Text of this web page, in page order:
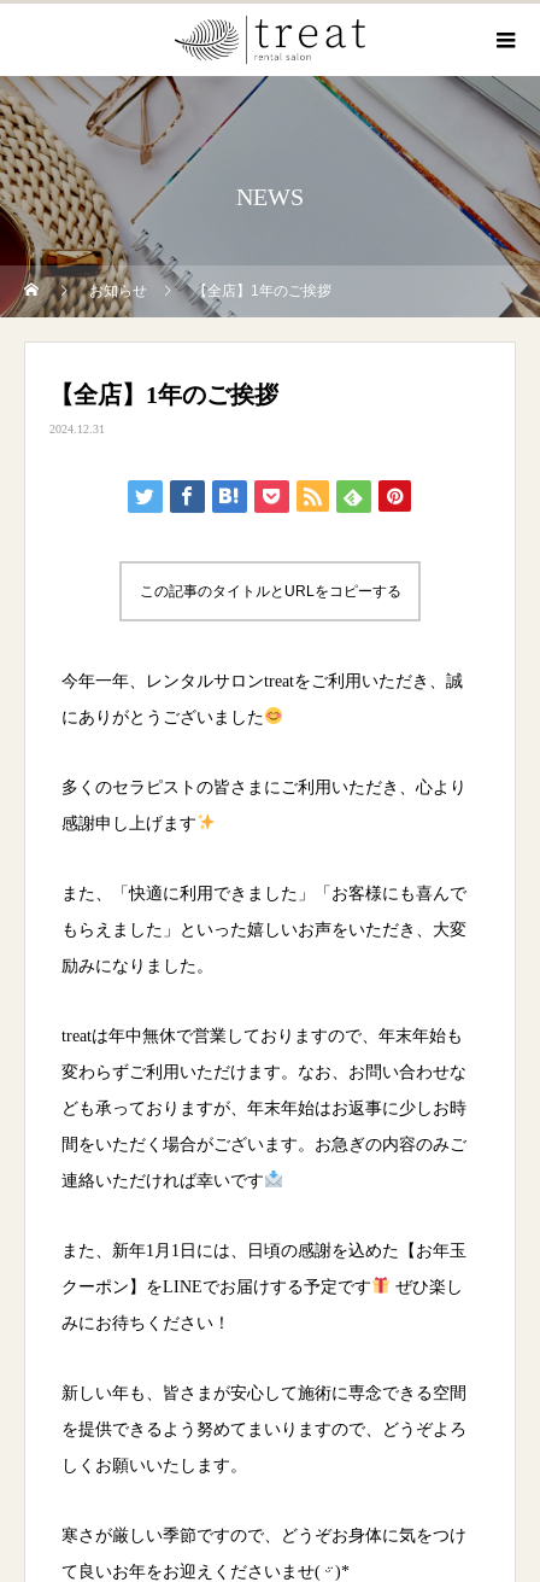
NEWS
お知らせ 【全店】1年のご挨拶
【全店】1年のご挨拶
2024.12.31
この記事のタイトルとURLをコピーする
今年一年、レンタルサロンtreatをご利用いただき、誠
にありがとうございました
多くのセラピストの皆さまにご利用いただき、心より
感謝申し上げます
また、「快適に利用できました」「お客様にも喜んで
もらえました」といった嬉しいお声をいただき、大変
励みになりました。
treatは年中無休で営業しておりますので、年末年始も
変わらずご利用いただけます。なお、お問い合わせな
ども承っておりますが、年末年始はお返事に少しお時
間をいただく場合がございます。お急ぎの内容のみご
連絡いただければ幸いです
また、新年1月1日には、日頃の感謝を込めた【お年玉
クーポン】をLINEでお届けする予定です
ぜひ楽し
みにお待ちください！
新しい年も、皆さまが安心して施術に専念できる空間
を提供できるよう努めてまいりますので、どうぞよろ
しくお願いいたします。
寒さが厳しい季節ですので、どうぞお身体に気をつけ
て良いお年をお迎えくださいませ( ᵕ̈ )*